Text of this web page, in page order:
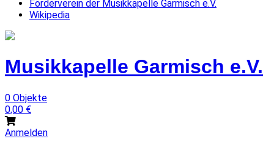
Förderverein der Musikkapelle Garmisch e.V.
Wikipedia
Musikkapelle Garmisch e.V.
0 Objekte
0,00 €
Anmelden